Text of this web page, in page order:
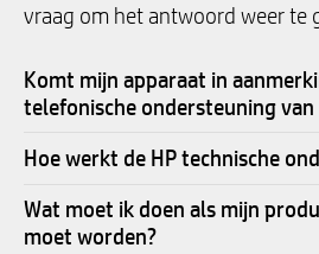
vraag om het antwoord weer te
Komt mijn apparaat in
telefonische ondersteuning van
Hoe werkt de HP technische
Wat moet ik doen als mijn
moet worden?